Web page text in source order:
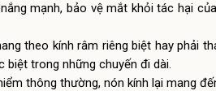
mạnh, bảo vệ mắt khỏi tác hại
theo kính râm riêng biệt hay phải
trong những chuyến đi dài.
thông thường, nón kính lại mang